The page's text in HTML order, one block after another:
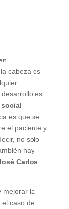
cabeza es
desarrollo es
es que se
el paciente y
no solo
hay
Carlos
mejorar la
el caso de